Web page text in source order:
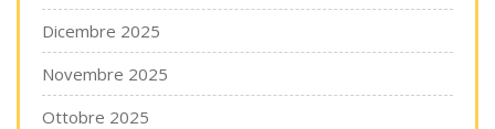
Dicembre 2025
Novembre 2025
Ottobre 2025